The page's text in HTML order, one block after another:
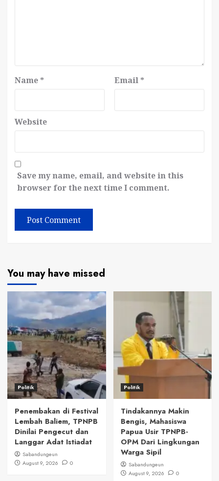
Name * Email *
Website
Save my name, email, and website in this
browser for the next time I comment.
You may have missed
Politik
Penembakan di Festival
Lembah Baliem, TPNPB
Dinilai Pengecut dan
Langgar Adat Istiadat
Sabandungeun
August 9, 2026
0
Politik
Tindakannya Makin
Bengis, Mahasiswa
Papua Usir TPNPB-
OPM Dari Lingkungan
Warga Sipil
Sabandungeun
August 9, 2026
0